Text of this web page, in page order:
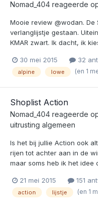
Nomad_404 reageerde
Mooie review @wodan.
verlanglijstje gestaan.
KMAR zwart. Ik dacht, ik
30 mei 2015 32
alpine lowe (en 1
Shoplist Action
Nomad_404 reageerde
uitrusting algemeen
Is het bij jullie Action ook
rijen tot achter aan in de
maar soms heb ik het idee
21 mei 2015 151
action lijstje (en 1